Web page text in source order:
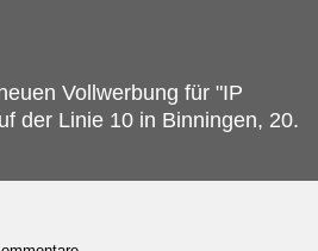
Vollwerbung für "IP
der Linie 10 in Binningen, 20.